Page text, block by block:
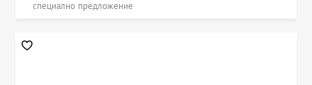
специално предложение